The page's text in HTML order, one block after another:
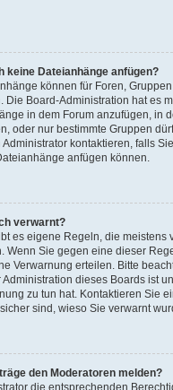
keine Dateianhänge anfügen?
können für Foren,
Die Board-Administration hat es
in dem Forum anzufügen, in
oder nur bestimmte Gruppen
kontaktieren, falls
anfügen können.
verwarnt?
es eigene Regeln, die meistens
Wenn Sie gegen eine dieser
Verwarnung erteilen. Bitte
Administration dieses Boards ist
zu tun hat. Kontaktieren Sie
sind, wieso Sie verwarnt
den Moderatoren melden?
die entsprechenden